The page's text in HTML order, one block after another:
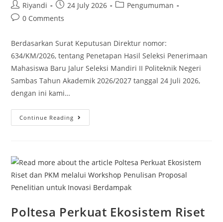
Riyandi 24 July 2026
Pengumuman
0 Comments
Berdasarkan Surat Keputusan Direktur nomor:
634/KM/2026, tentang Penetapan Hasil Seleksi Penerimaan
Mahasiswa Baru Jalur Seleksi Mandiri II Politeknik Negeri
Sambas Tahun Akademik 2026/2027 tanggal 24 Juli 2026,
dengan ini kami…
Continue Reading
Poltesa Perkuat Ekosistem Riset